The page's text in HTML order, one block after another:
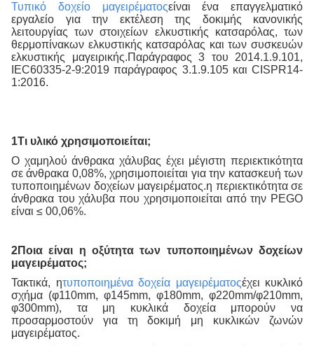
Τυπικό δοχείο μαγειρέματοςείναι ένα επαγγελματικό
εργαλείο για την εκτέλεση της δοκιμής κανονικής
λειτουργίας των στοιχείων ελκυστικής κατσαρόλας, των
θερμοπίνακων ελκυστικής κατσαρόλας και των συσκευών
ελκυστικής μαγειρικής.Παράγραφος 3 του 2014.1.9.101,
IEC60335-2-9:2019 παράγραφος 3.1.9.105 και CISPR14-
1:2016.
1Τι υλικό χρησιμοποιείται;
Ο χαμηλού άνθρακα χάλυβας έχει μέγιστη περιεκτικότητα
σε άνθρακα 0,08%, χρησιμοποιείται για την κατασκευή των
τυποποιημένων δοχείων μαγειρέματος.η περιεκτικότητα σε
άνθρακα του χάλυβα που χρησιμοποιείται από την PEGO
είναι ≤ 00,06%.
2Ποια είναι η οξύτητα των τυποποιημένων δοχείων
μαγειρέματος;
Τακτικά, ητυποποιημένα δοχεία μαγειρέματοςέχει κυκλικό
σχήμα (φ110mm, φ145mm, φ180mm, φ220mm/φ210mm,
φ300mm), τα μη κυκλικά δοχεία μπορούν να
προσαρμοστούν για τη δοκιμή μη κυκλικών ζωνών
μαγειρέματος.